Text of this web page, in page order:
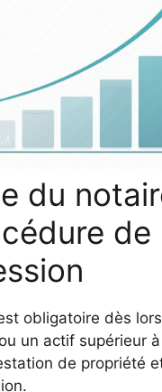
du
de
obligatoire dès
un actif supérieur
de propriété